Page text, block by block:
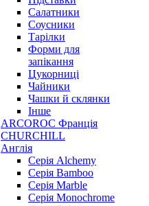
Салатники
Соусники
Тарілки
Форми для
запікання
Цукорниці
Чайники
Чашки й склянки
Інше
ARCOROC Франція
CHURCHILL
Англія
Серія Alchemy
Серія Bamboo
Серія Marble
Серія Monochrome